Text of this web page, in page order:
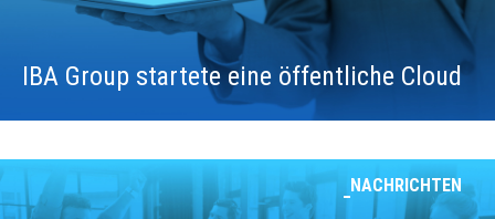
IBA Group startete eine öffentliche Cloud
NACHRICHTEN